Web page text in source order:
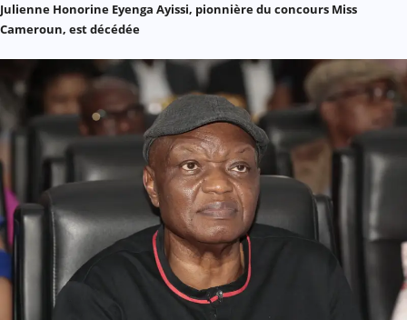
Julienne Honorine Eyenga Ayissi, pionnière du concours Miss
Cameroun, est décédée